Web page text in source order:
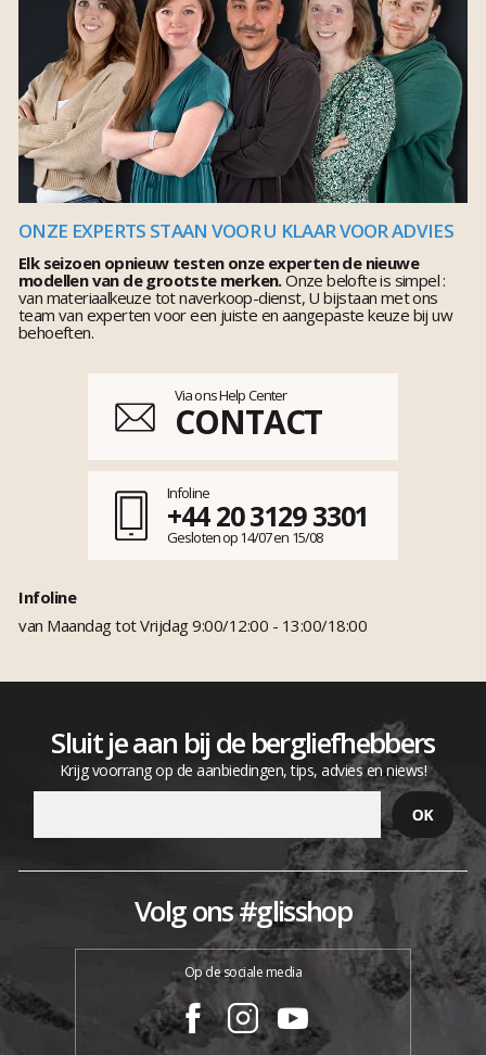
ONZE EXPERTS STAAN VOOR U KLAAR VOOR ADVIES
Elk seizoen opnieuw testen onze experten de nieuwe
modellen van de grootste merken.Onze belofte is simpel :
van materiaalkeuze tot naverkoop-dienst, U bijstaan met ons
team van experten voor een juiste en aangepaste keuze bij uw
behoeften.
Via ons Help Center
CONTACT
Infoline
+44 20 3129 3301
Gesloten op 14/07 en 15/08
Infoline
van Maandag tot Vrijdag 9:00/12:00 - 13:00/18:00
Sluit je aan bij de bergliefhebbers
Krijg voorrang op de aanbiedingen, tips, advies en niews!
Volg ons #glisshop
Op de sociale media